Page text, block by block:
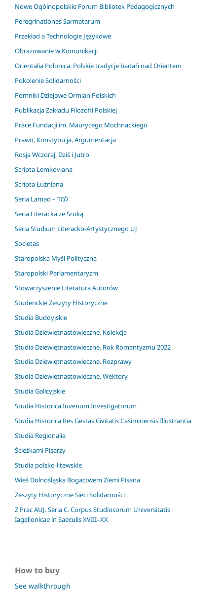
Nowe Ogólnopolskie Forum Bibliotek Pedagogicznych
Peregrinationes Sarmatarum
Przekład a Technologie Językowe
Obrazowanie w Komunikacji
Orientalia Polonica. Polskie tradycje badań nad Orientem
Pokolenie Solidarności
Pomniki Dziejowe Ormian Polskich
Publikacja Zakładu Filozofii Polskiej
Prace Fundacji im. Maurycego Mochnackiego
Prawo, Konstytucja, Argumentacja
Rosja Wczoraj, Dziś i Jutro
Scripta Lemkoviana
Scripta Łużniana
Seria Lamad – למד
Seria Literacka ze Sroką
Seria Studium Literacko-Artystycznego UJ
Societas
Staropolska Myśl Polityczna
Staropolski Parlamentaryzm
Stowarzyszenie Literatura Autorów
Studenckie Zeszyty Historyczne
Studia Buddyjskie
Studia Dziewiętnastowieczne. Kolekcja
Studia Dziewiętnastowieczne. Rok Romantyzmu 2022
Studia Dziewiętnastowieczne. Rozprawy
Studia Dziewiętnastowieczne. Wektory
Studia Galicyjskie
Studia Historica Iuvenum Investigatorum
Studia Historica Res Gestas Civitatis Casimiriensis Illustrantia
Studia Regionalia
Ścieżkami Pisarzy
Studia polsko-litewskie
Wieś Dolnośląska Bogactwem Ziemi Pisana
Zeszyty Historyczne Sieci Solidarności
Z Prac AUJ. Seria C. Corpus Studiosorum Universitatis
Iagellonicae in Saeculis XVIII–XX
How to buy
See walkthrough